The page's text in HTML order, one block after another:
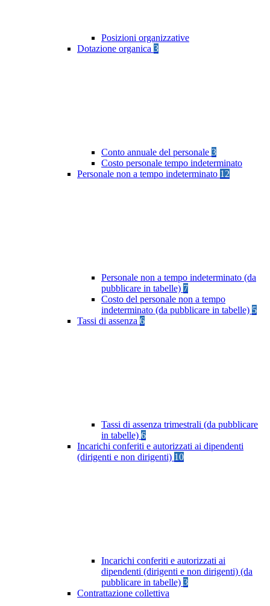
Posizioni organizzative
Dotazione organica 3
Conto annuale del personale 3
Costo personale tempo indeterminato
Personale non a tempo indeterminato 12
Personale non a tempo indeterminato (da
pubblicare in tabelle) 7
Costo del personale non a tempo
indeterminato (da pubblicare in tabelle) 5
Tassi di assenza 6
Tassi di assenza trimestrali (da pubblicare
in tabelle) 6
Incarichi conferiti e autorizzati ai dipendenti
(dirigenti e non dirigenti) 10
Incarichi conferiti e autorizzati ai
dipendenti (dirigenti e non dirigenti) (da
pubblicare in tabelle) 3
Contrattazione collettiva